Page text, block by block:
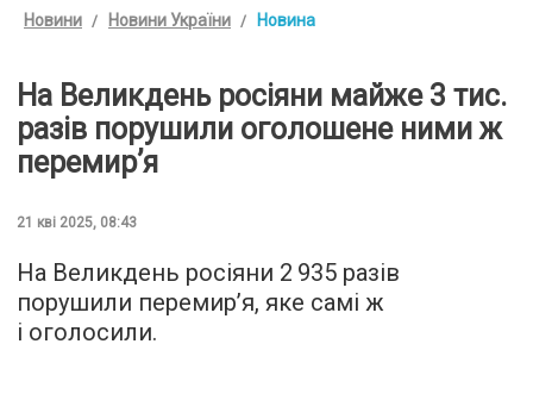
Новини Новини України Новина
На Великдень росіяни майже 3 тис.
разів порушили оголошене ними ж
перемирʼя
21 кві 2025, 08:43
На Великдень росіяни 2 935 разів
порушили перемирʼя, яке самі ж
і оголосили.